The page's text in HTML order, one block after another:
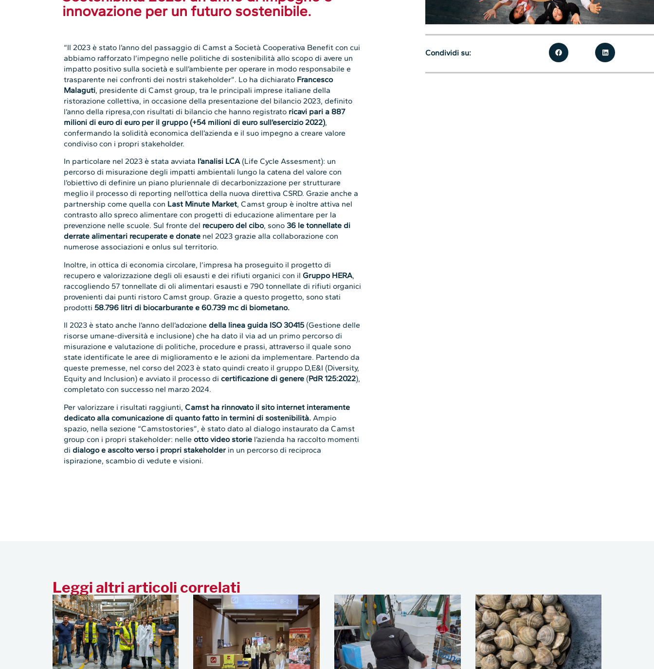
innovazione per un futuro sostenibile.
“Il 2023 è stato l’anno del passaggio di Camst a Società Cooperativa Benefit con cui
abbiamo rafforzato l’impegno nelle politiche di sostenibilità allo scopo di avere un
impatto positivo sulla società e sull’ambiente per operare in modo responsabile e
trasparente nei confronti dei nostri stakeholder”. Lo ha dichiarato Francesco
Malaguti, presidente di Camst group, tra le principali imprese italiane della
ristorazione collettiva, in occasione della presentazione del bilancio 2023, definito
l’anno della ripresa,con risultati di bilancio che hanno registrato ricavi pari a 887
milioni di euro di euro per il gruppo (+54 milioni di euro sull’esercizio 2022),
confermando la solidità economica dell’azienda e il suo impegno a creare valore
condiviso con i propri stakeholder.
In particolare nel 2023 è stata avviata l’analisi LCA(Life Cycle Assesment): un
percorso di misurazione degli impatti ambientali lungo la catena del valore con
l’obiettivo di definire un piano pluriennale di decarbonizzazione per strutturare
meglio il processo di reporting nell’ottica della nuova direttiva CSRD. Grazie anche a
partnership come quella con Last Minute Market, Camst group è inoltre attiva nel
contrasto allo spreco alimentare con progetti di educazione alimentare per la
prevenzione nelle scuole. Sul fronte del recupero del cibo, sono 36 le tonnellate di
derrate alimentari recuperate e donate nel 2023 grazie alla collaborazione con
numerose associazioni e onlus sul territorio.
Inoltre, in ottica di economia circolare, l’impresa ha proseguito il progetto di
recupero e valorizzazione degli oli esausti e dei rifiuti organici con ilGruppo HERA,
raccogliendo 57 tonnellate di oli alimentari esausti e 790 tonnellate di rifiuti organici
provenienti dai punti ristoro Camst group. Grazie a questo progetto, sono stati
prodotti 58.796 litri di biocarburante e 60.739 mc di biometano.
Il 2023 è stato anche l’anno dell’adozionedella linea guida ISO 30415(Gestione delle
risorse umane-diversità e inclusione) che ha dato il via ad un primo percorso di
misurazione e valutazione di politiche, procedure e prassi, attraverso il quale sono
state identificate le aree di miglioramento e le azioni da implementare. Partendo da
queste premesse, nel corso del 2023 è stato quindi creato il gruppo D,E&I (Diversity,
Equity and Inclusion) e avviato il processo dicertificazione di genere (PdR 125:2022),
completato con successo nel marzo 2024.
Per valorizzare i risultati raggiunti,Camst ha rinnovato il sito internet interamente
dedicato alla comunicazione di quanto fatto in termini di sostenibilità. Ampio
spazio, nella sezione “Camstostories”, è stato dato al dialogo instaurato da Camst
group con i propri stakeholder: nelleotto video storie l’azienda ha raccolto momenti
didialogo e ascolto verso i propri stakeholder in un percorso di reciproca
ispirazione, scambio di vedute e visioni.
Condividi su:
Leggi altri articoli correlati